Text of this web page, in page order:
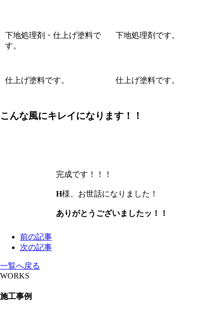
下地処理剤・仕上げ塗料で
す。
下地処理剤です。
仕上げ塗料です。 仕上げ塗料です。
こんな風にキレイになります！！
完成です！！！
H様、お世話になりました！
ありがとうございましたッ！！
前の記事
次の記事
一覧へ戻る
WORKS
施工事例